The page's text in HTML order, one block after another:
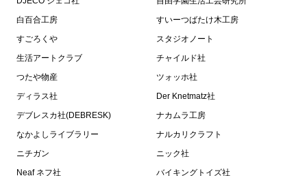
白百合工房
すいーつばたけ木工房
すごろくや
スタジオノート
生活アートクラブ
チャイルド社
つたや物産
ツォッホ社
ディラス社
Der Knetmatz社
デブレスカ社(DEBRESK)
ナカムラ工房
なかよしライブラリー
ナルカリクラフト
ニチガン
ニック社
Neaf ネフ社
バイキングトイズ社